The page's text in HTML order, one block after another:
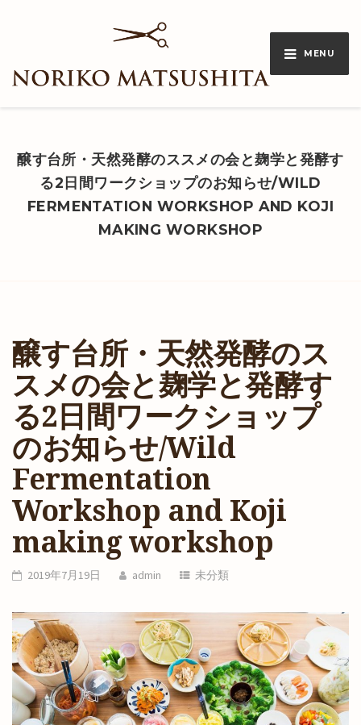
MENU
醸す台所・天然発酵のススメの会と麹学と発酵す
る2日間ワークショップのお知らせ/WILD
FERMENTATION WORKSHOP AND KOJI
MAKING WORKSHOP
醸す台所・天然発酵のス
スメの会と麹学と発酵す
る2日間ワークショップ
のお知らせ/Wild
Fermentation
Workshop and Koji
making workshop
2019年7月19日 admin 未分類